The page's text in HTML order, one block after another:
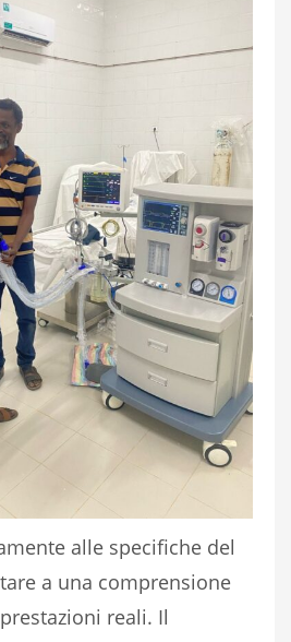
alle specifiche del
a una comprensione
reali. Il